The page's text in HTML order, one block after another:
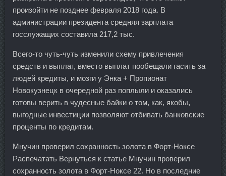
произойти не позднее февраля 2018 года. В
администрации президента средняя зарплата
госслужащих составила 217,2 тыс.
Всего-то чуть-чуть изменили схему привлечения
средств и выплат, вместо выплат пообещали гасить за
людей кредиты, и мозги у Энка + Пропионат
Новокузнецк в очередной раз поплыли и оказались
готовы верить в чудесные байки о том, как, якобы,
выгодные инвестиции позволяют отбивать банковские
проценты по кредитам.
Мнучин проверил сохранность золота в Форт-Ноксе
Распечатать Вернуться к статье Мнучин проверил
сохранность золота в Форт-Ноксе 22. Но в последние